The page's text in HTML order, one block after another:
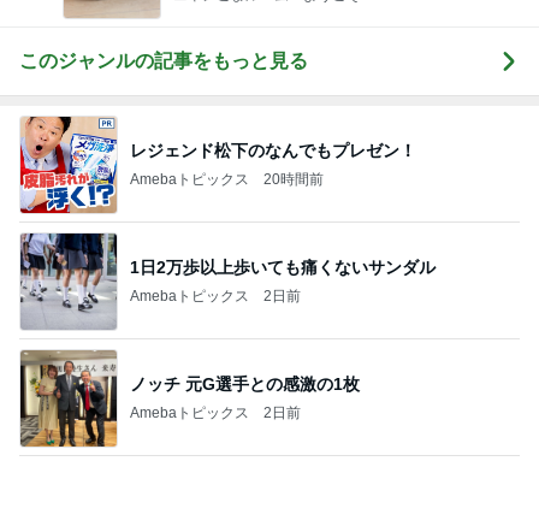
美味しすぎたコンビニのサンドイッチ
Amebaトピックス 2日前
メイクさんに作ってもらったレアな髪型
Amebaトピックス 2日前